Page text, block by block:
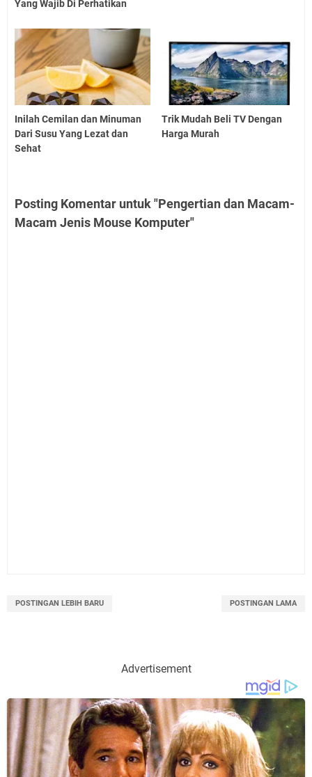
Yang Wajib Di Perhatikan
Inilah Cemilan dan Minuman
Dari Susu Yang Lezat dan
Sehat
Trik Mudah Beli TV Dengan
Harga Murah
Posting Komentar untuk "Pengertian dan Macam-
Macam Jenis Mouse Komputer"
POSTINGAN LEBIH BARU POSTINGAN LAMA
Advertisement